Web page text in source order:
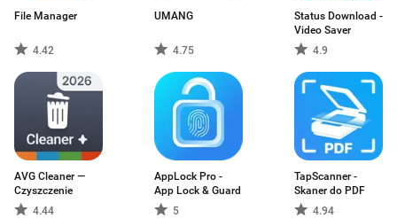
File Manager
4.42
UMANG
4.75
Status Download -
Video Saver
4.9
AVG Cleaner —
Czyszczenie
4.44
AppLock Pro -
App Lock & Guard
5
TapScanner -
Skaner do PDF
4.94